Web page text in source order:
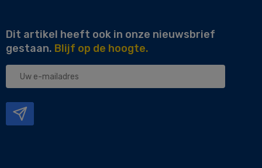
Dit artikel heeft ook in onze nieuwsbrief
gestaan. Blijf op de hoogte.
Uw